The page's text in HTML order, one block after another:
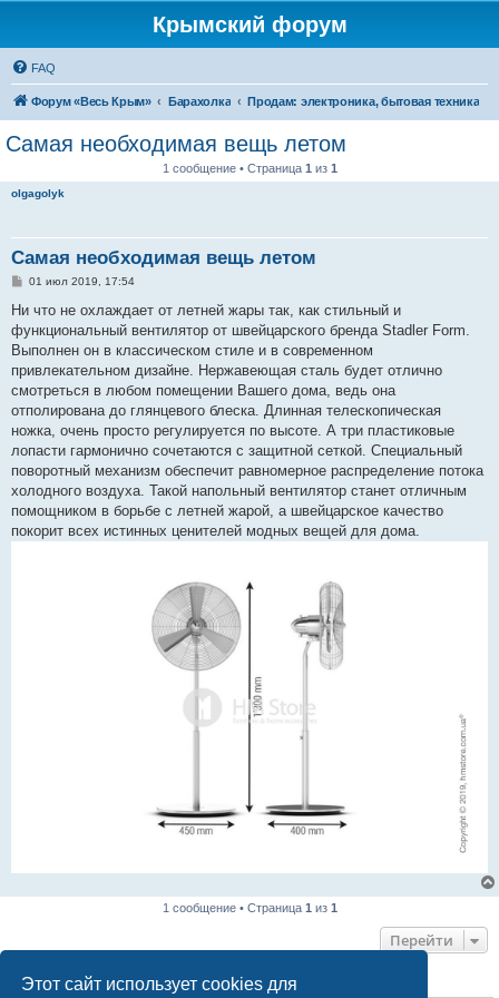
Этот сайт использует cookies для
Крымский форум
FAQ
Форум «Весь Крым» Барахолка Продам: электроника, бытовая техника
Самая необходимая вещь летом
1 сообщение • Страница 1 из 1
olgagolyk
Самая необходимая вещь летом
С
о
щ
е
и
е
01 июл 2019, 17:54
Ни что не охлаждает от летней жары так, как стильный и
функциональный вентилятор от швейцарского бренда Stadler Form.
Выполнен он в классическом стиле и в современном
привлекательном дизайне. Нержавеющая сталь будет отлично
смотреться в любом помещении Вашего дома, ведь она
отполирована до глянцевого блеска. Длинная телескопическая
ножка, очень просто регулируется по высоте. А три пластиковые
лопасти гармонично сочетаются с защитной сеткой. Специальный
поворотный механизм обеспечит равномерное распределение потока
холодного воздуха. Такой напольный вентилятор станет отличным
помощником в борьбе с летней жарой, а швейцарское качество
покорит всех истинных ценителей модных вещей для дома.
1 сообщение • Страница 1 из 1
Перейти
КТО СЕЙЧАС НА КОНФЕРЕНЦИИ